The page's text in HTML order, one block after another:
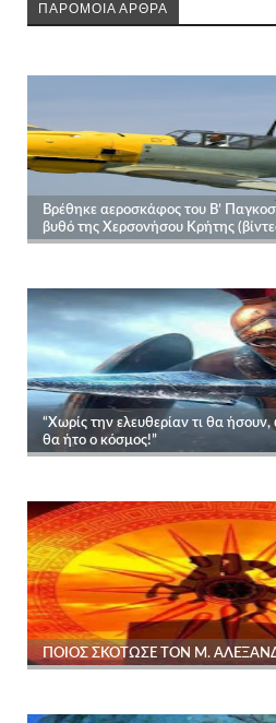
ΠΑΡΟΜΟΙΑ ΑΡΘΡΑ